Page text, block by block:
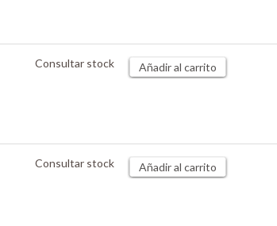
Consultar stock Añadir al carrito
Consultar stock Añadir al carrito